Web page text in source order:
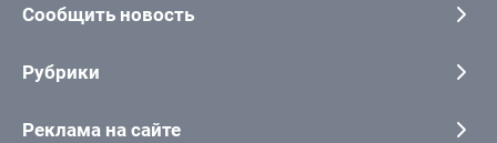
Сообщить новость
Рубрики
Реклама на сайте